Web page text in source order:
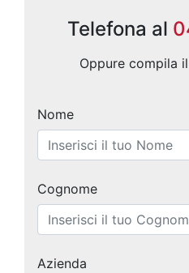
Telefona al
Oppure compila il
Nome
Cognome
Azienda